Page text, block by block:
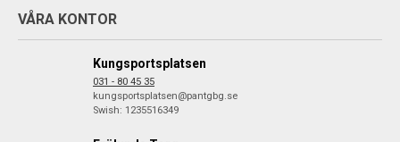
VÅRA KONTOR
Kungsportsplatsen
031 - 80 45 35
kungsportsplatsen@pantgbg.se
Swish: 1235516349